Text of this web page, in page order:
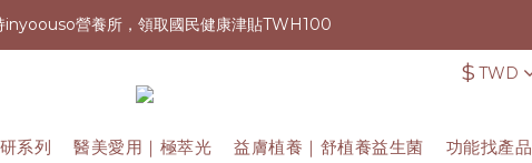
新會員加入再送購物金(現領現折)
inyoouso營養所，領取國民健康津貼TWH100
$ TWD
系列 醫美愛用｜極萃光 益膚植養｜舒植養益生菌 功能找產品